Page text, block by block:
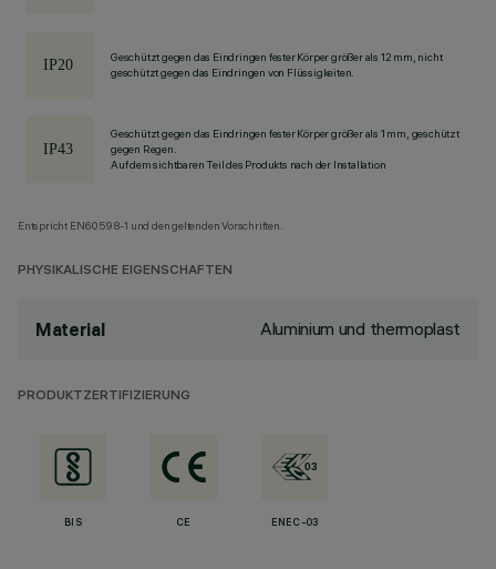
Geschützt gegen das Eindringen fester Körper größer als 12 mm, nicht
geschützt gegen das Eindringen von Flüssigkeiten.
Geschützt gegen das Eindringen fester Körper größer als 1 mm, geschützt
gegen Regen.
Auf dem sichtbaren Teil des Produkts nach der Installation
Entspricht EN60598-1 und den geltenden Vorschriften.
PHYSIKALISCHE EIGENSCHAFTEN
Material Aluminium und thermoplast
PRODUKTZERTIFIZIERUNG
BIS CE ENEC-03